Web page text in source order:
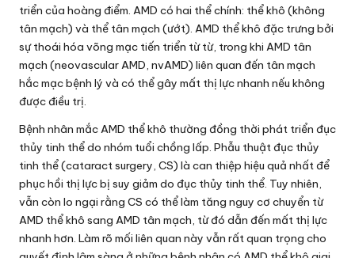
triển của hoàng điểm. AMD có hai thể chính: thể khô (không
tân mạch) và thể tân mạch (ướt). AMD thể khô đặc trưng bởi
sự thoái hóa võng mạc tiến triển từ từ, trong khi AMD tân
mạch (neovascular AMD, nvAMD) liên quan đến tân mạch
hắc mạc bệnh lý và có thể gây mất thị lực nhanh nếu không
được điều trị.
Bệnh nhân mắc AMD thể khô thường đồng thời phát triển đục
thủy tinh thể do nhóm tuổi chồng lấp. Phẫu thuật đục thủy
tinh thể (cataract surgery, CS) là can thiệp hiệu quả nhất để
phục hồi thị lực bị suy giảm do đục thủy tinh thể. Tuy nhiên,
vẫn còn lo ngại rằng CS có thể làm tăng nguy cơ chuyển từ
AMD thể khô sang AMD tân mạch, từ đó dẫn đến mất thị lực
nhanh hơn. Làm rõ mối liên quan này vẫn rất quan trọng cho